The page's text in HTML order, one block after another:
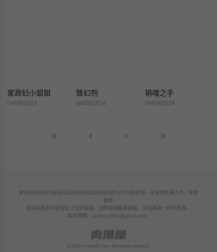
家政妇小姐姐
04/09/2024
致幻剂
04/09/2024
销魂之手
04/09/2024
本站所有内容均来自互联网分享站点所提供的公开引用资源，未提供资源上传、存储
服务
若本站收录内容侵犯了您的权益，请附说明联系邮箱，本站将第一时间处理。
联系邮箱： sanfeng687@gmail.com
© 2024 rman8.com All rights reservd.